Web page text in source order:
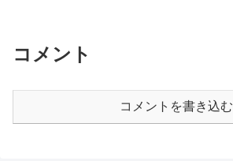
コメント
コメントを書き込む